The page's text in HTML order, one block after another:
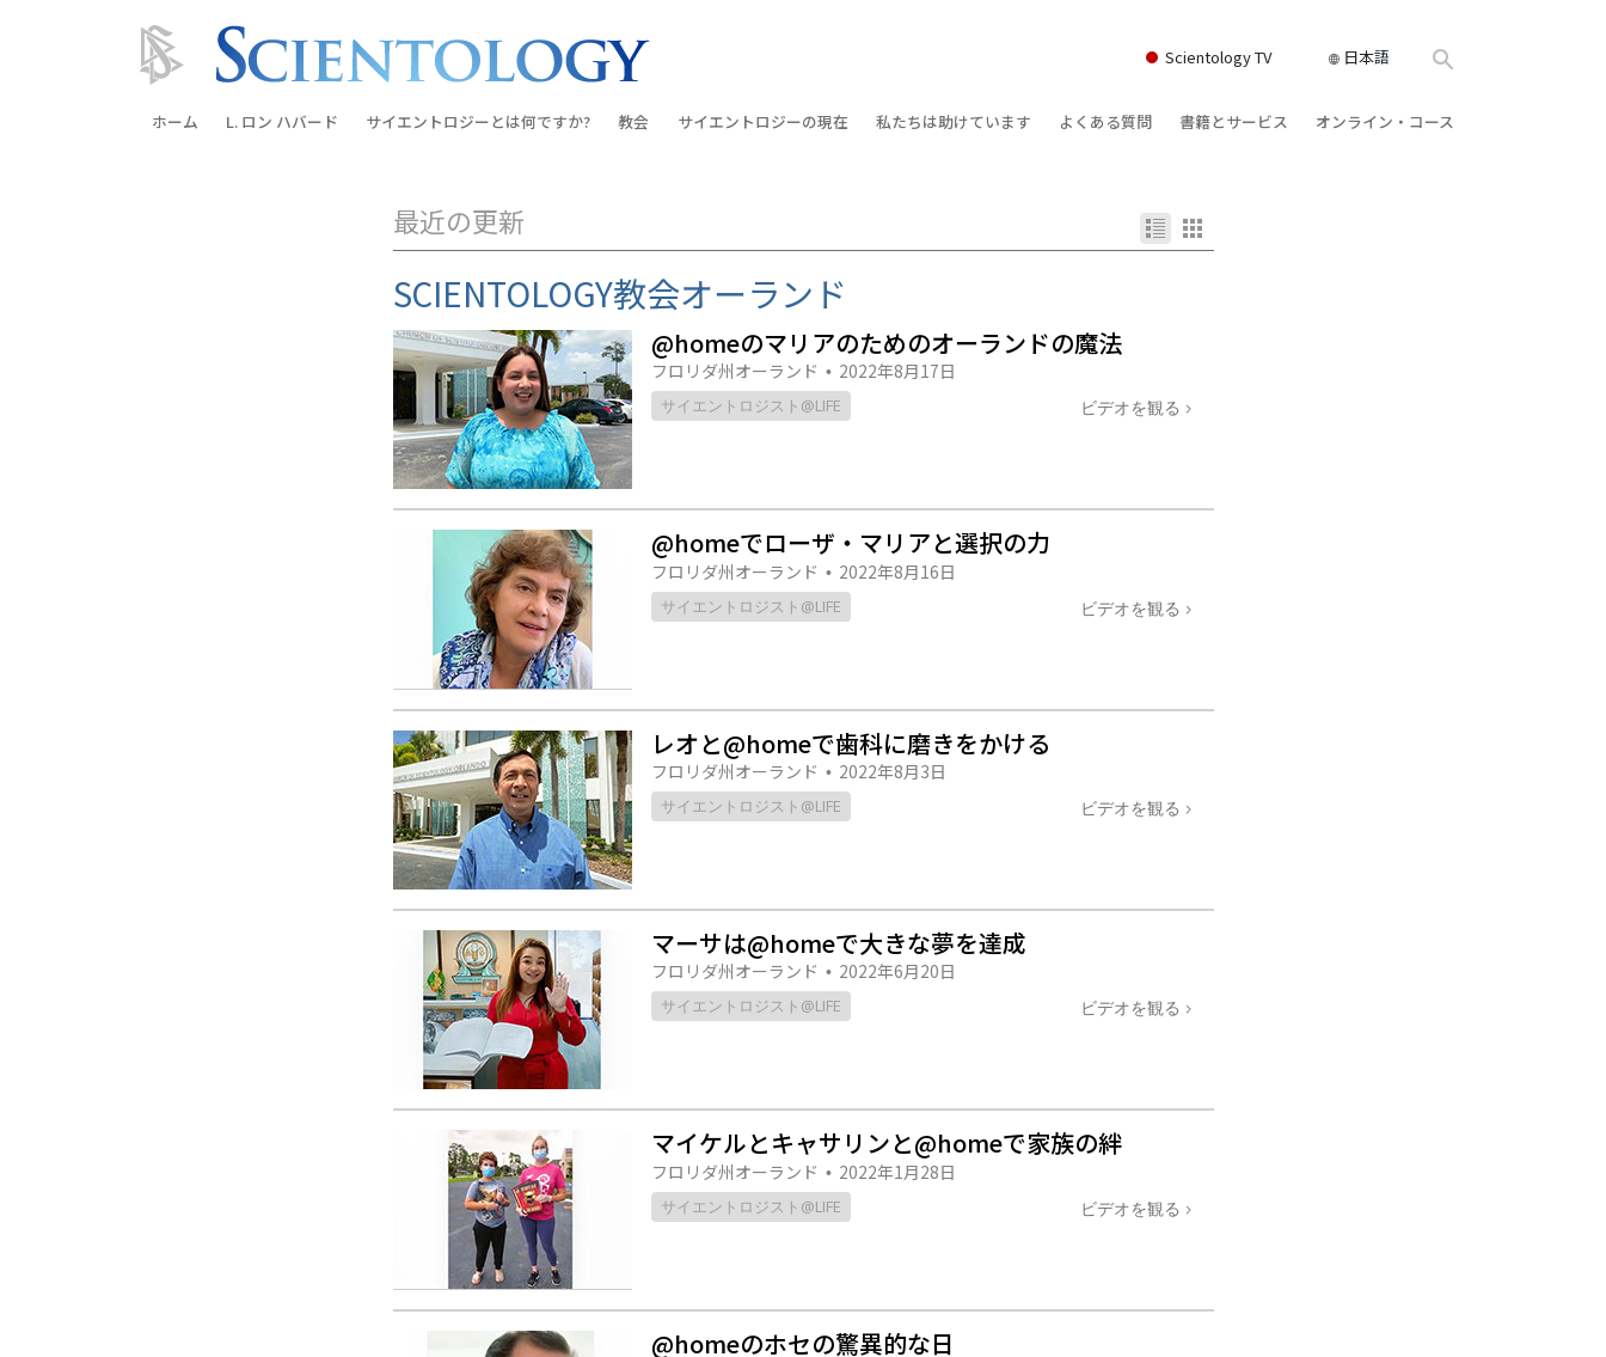
Scientology TV 日本語
ホーム L. ロン ハバード サイエントロジーとは何ですか?
サイエントロジーの信条と規律
サイエントロジストたちが語るサイエ
ントロジー
サイエントロジストに会いましょう
教会の内部
サイエントロジーの基本原理
ダイアネティックスの紹介
愛と憎しみ ―
教会
上級
オーガニゼーション
フラッグ･ランド･ベース
フリーウィンズ
サイエントロジーを
世界にもたらす
サイエントロジーの現在
デビッド･ミスキャベッジ氏—
Scientologyの教会指導者
私たちは助けています
真実を知ってください：薬物
ユナイテッド･フォー･ヒューマンライ
サイエントロジー･ボランティア･ミニ
スター
よくある質問 書籍とサービス オンライン・コース
存在のダイナミックス
高潔さと正直さ
感情のトーン・スケール
子ども
エシックスとコンディション
調査
最近の更新
SCIENTOLOGY教会オーランド
@homeのマリアのためのオーランドの魔法
フロリダ州オーランド • 2022年8月17日
サイエントロジスト@LIFE ビデオを観る
@homeでローザ・マリアと選択の力
フロリダ州オーランド • 2022年8月16日
サイエントロジスト@LIFE ビデオを観る
レオと@homeで歯科に磨きをかける
フロリダ州オーランド • 2022年8月3日
サイエントロジスト@LIFE ビデオを観る
マーサは@homeで大きな夢を達成
フロリダ州オーランド • 2022年6月20日
サイエントロジスト@LIFE ビデオを観る
マイケルとキャサリンと@homeで家族の絆
フロリダ州オーランド • 2022年1月28日
サイエントロジスト@LIFE ビデオを観る
@homeのホセの驚異的な日